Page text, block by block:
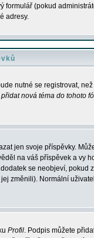
(pokud
adresy.
nutné se registrovat,
nová téma do tohoto
jen svoje příspěvky.
na váš příspěvek a vy
se neobjeví, pokud
změnili). Normální
Profil. Podpis můžete